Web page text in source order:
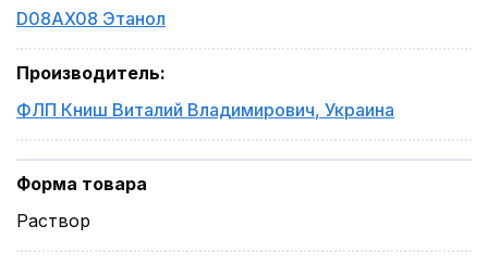
D08AX08 Этанол
Производитель:
ФЛП Книш Виталий Владимирович, Украина
Форма товара
Раствор